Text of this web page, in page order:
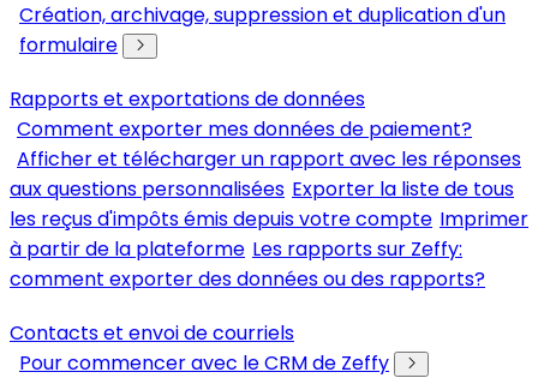
Création, archivage, suppression et duplication d'un
formulaire
Rapports et exportations de données
Comment exporter mes données de paiement?
Afficher et télécharger un rapport avec les réponses
aux questions personnalisées Exporter la liste de tous
les reçus d'impôts émis depuis votre compte Imprimer
à partir de la plateforme Les rapports sur Zeffy:
comment exporter des données ou des rapports?
Contacts et envoi de courriels
Pour commencer avec le CRM de Zeffy